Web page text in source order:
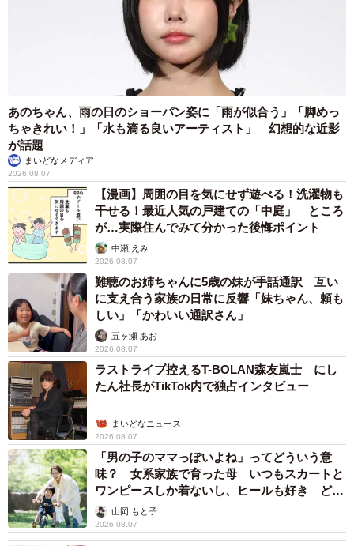
あのちゃん、雨の日のショーパン姿に「雨が似合う」「脚めっ
ちゃきれい！」「水も滴る良いアーティスト」 幻想的な近影
が話題
まいどなメディア
2026.08.07
【漫画】周囲の目を気にせず遊べる！洗濯物も
干せる！最近人気の戸建ての「中庭」 ところ
が…実際住んでみて分かった後悔ポイント
中瀬 えみ
2026.08.07
難聴のお姉ちゃんに5歳の妹が手話通訳 互い
に支え合う家族の日常に反響「妹ちゃん、頼も
しい」「かわいい通訳さん」
五ヶ瀬 あお
2026.08.07
ラストライブ控えるT-BOLAN森友嵐士 にし
たん社長がTikTok内で独占インタビュー
まいどなニュース
2026.08.07
「男の子のママっぽいよね」ってどういう意
味？ 女系家族で育った母 いつもスカートと
ワンピースしか着ないし、ヒールも好き どの
へんが…
山岡 もと子
2026.08.07